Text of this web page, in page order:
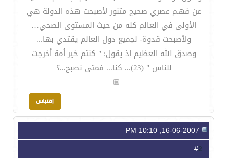
عن فهـم عصري صحيح متنور لأصبحت هذه الدولة هي
الأولى في العالم كله من حيث المستوى الصحي…
ولأصبحت قدوة- لجميع دول العالم يقتدي بها...
وصدق الله العظيم إذ يقول: " كنتم خير أمة أخرجت
للناس " (23)... كنا... فمتى نصبح...؟
2